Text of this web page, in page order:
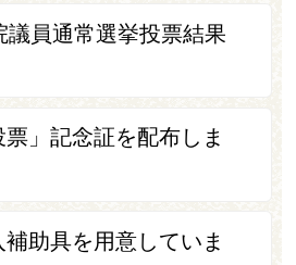
議員通常選挙投票結果
票」記念証を配布しま
助具を用意していま